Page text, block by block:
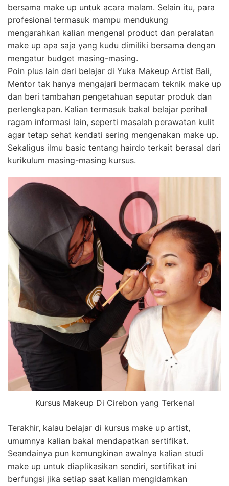
bersama make up untuk acara malam. Selain itu, para
profesional termasuk mampu mendukung
mengarahkan kalian mengenal product dan peralatan
make up apa saja yang kudu dimiliki bersama dengan
mengatur budget masing-masing.
Poin plus lain dari belajar di Yuka Makeup Artist Bali,
Mentor tak hanya mengajari bermacam teknik make up
dan beri tambahan pengetahuan seputar produk dan
perlengkapan. Kalian termasuk bakal belajar perihal
ragam informasi lain, seperti masalah perawatan kulit
agar tetap sehat kendati sering mengenakan make up.
Sekaligus ilmu basic tentang hairdo terkait berasal dari
kurikulum masing-masing kursus.
Kursus Makeup Di Cirebon yang Terkenal
Terakhir, kalau belajar di kursus make up artist,
umumnya kalian bakal mendapatkan sertifikat.
Seandainya pun kemungkinan awalnya kalian studi
make up untuk diaplikasikan sendiri, sertifikat ini
berfungsi jika setiap saat kalian mengidamkan